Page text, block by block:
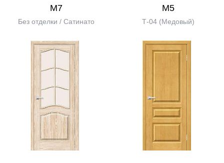
М7
Без отделки / Сатинато
М5
Т-04 (Медовый)